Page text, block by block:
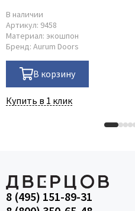
В наличии
Артикул: 9458
Материал: экошпон
Бренд: Aurum Doors
В корзину
Купить в 1 клик
8 (495) 151-89-31